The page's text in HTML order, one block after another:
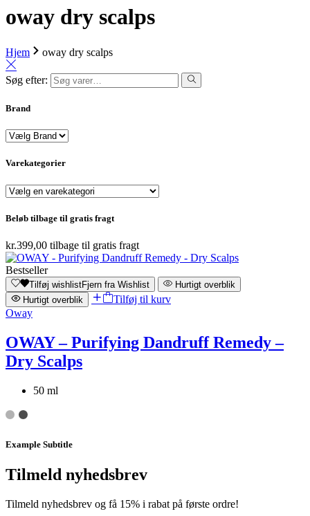
oway dry scalps
Hjem oway dry scalps
Søg efter:
Brand
Varekategorier
Beløb tilbage til gratis fragt
kr.399,00 tilbage til gratis fragt
Bestseller
Tilføj wishlistFjern fra Wishlist
Hurtigt overblik
Hurtigt overblik
Tilføj til kurv
Oway
OWAY – Purifying Dandruff Remedy –
Dry Scalps
50 ml
Example Subtitle
Tilmeld nyhedsbrev
Tilmeld nyhedsbrev og få 15% i rabat på første ordre!